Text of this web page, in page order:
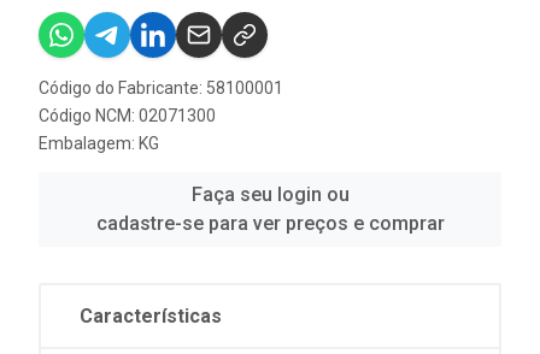
Código do Fabricante: 58100001
Código NCM: 02071300
Embalagem: KG
Faça seu login ou
cadastre-se para ver preços e comprar
Características